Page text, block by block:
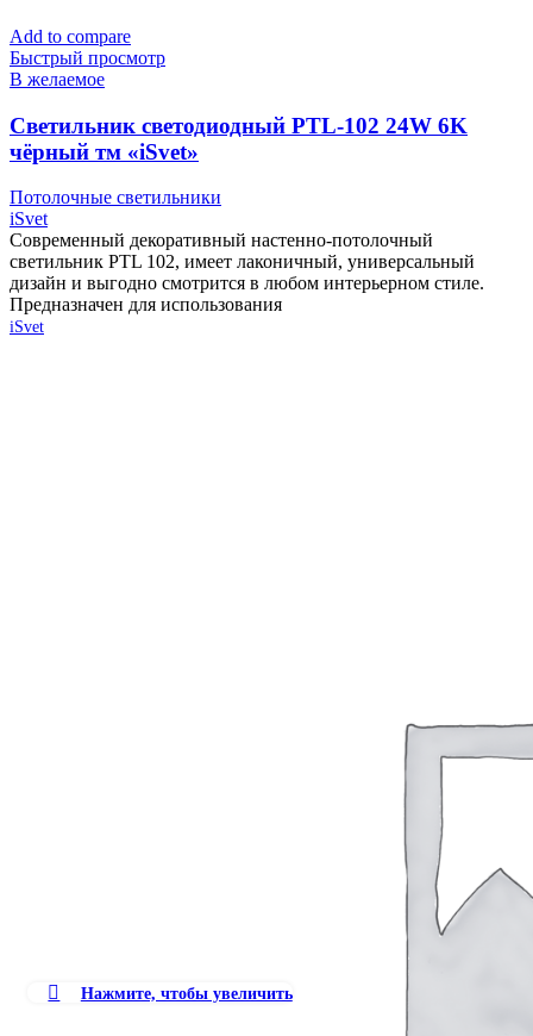
Нажмите, чтобы увеличить
Add to compare
Быстрый просмотр
В желаемое
Cветильник светодиодный PTL-102 24W 6K
чёрный тм «iSvet»
Потолочные светильники
iSvet
Современный декоративный настенно-потолочный
светильник PTL 102, имеет лаконичный, универсальный
дизайн и выгодно смотрится в любом интерьерном стиле.
Предназначен для использования
iSvet